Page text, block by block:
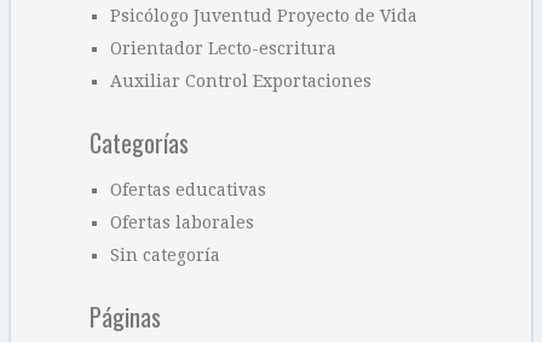
Psicólogo Juventud Proyecto de Vida
Orientador Lecto-escritura
Auxiliar Control Exportaciones
Categorías
Ofertas educativas
Ofertas laborales
Sin categoría
Páginas